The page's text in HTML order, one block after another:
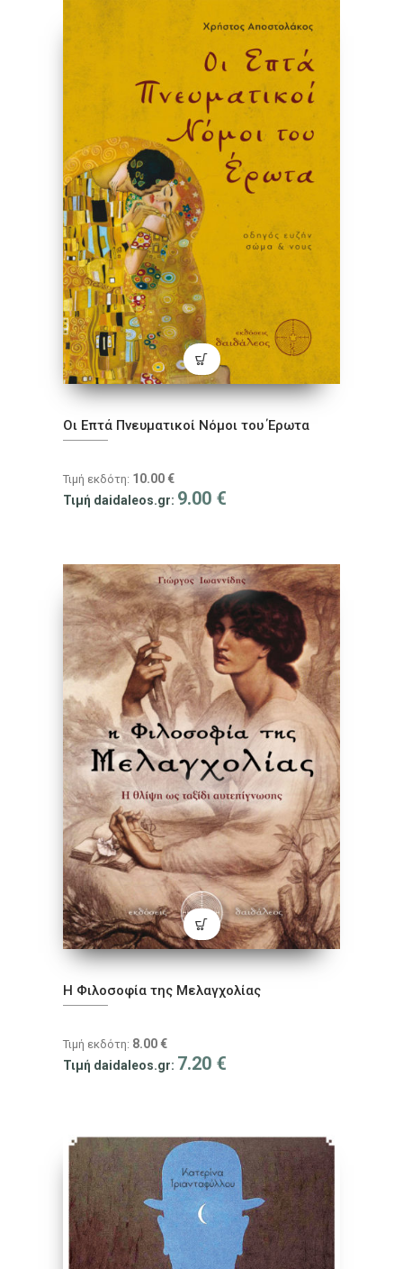
Οι Επτά Πνευματικοί Νόμοι του Έρωτα
Τιμή εκδότη: 10.00 €
Τιμή daidaleos.gr: 9.00 €
Η Φιλοσοφία της Μελαγχολίας
Τιμή εκδότη: 8.00 €
Τιμή daidaleos.gr: 7.20 €